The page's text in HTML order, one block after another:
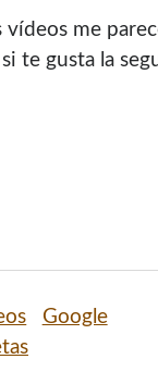
me
te gusta la
Google